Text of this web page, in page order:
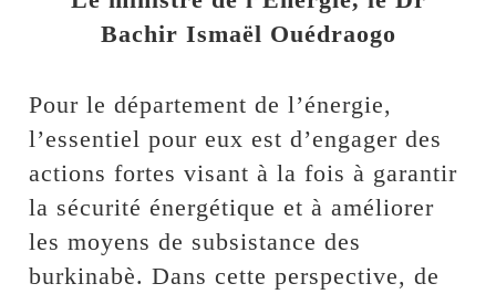
Bachir Ismaël Ouédraogo
Pour le département de l’énergie,
l’essentiel pour eux est d’engager des
actions fortes visant à la fois à garantir
la sécurité énergétique et à améliorer
les moyens de subsistance des
burkinabè. Dans cette perspective, de